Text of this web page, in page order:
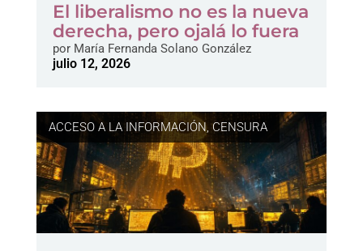
El liberalismo no es la nueva
derecha, pero ojalá lo fuera
porMaría Fernanda Solano González
julio 12, 2026
ACCESO A LA INFORMACIÓN,CENSURA